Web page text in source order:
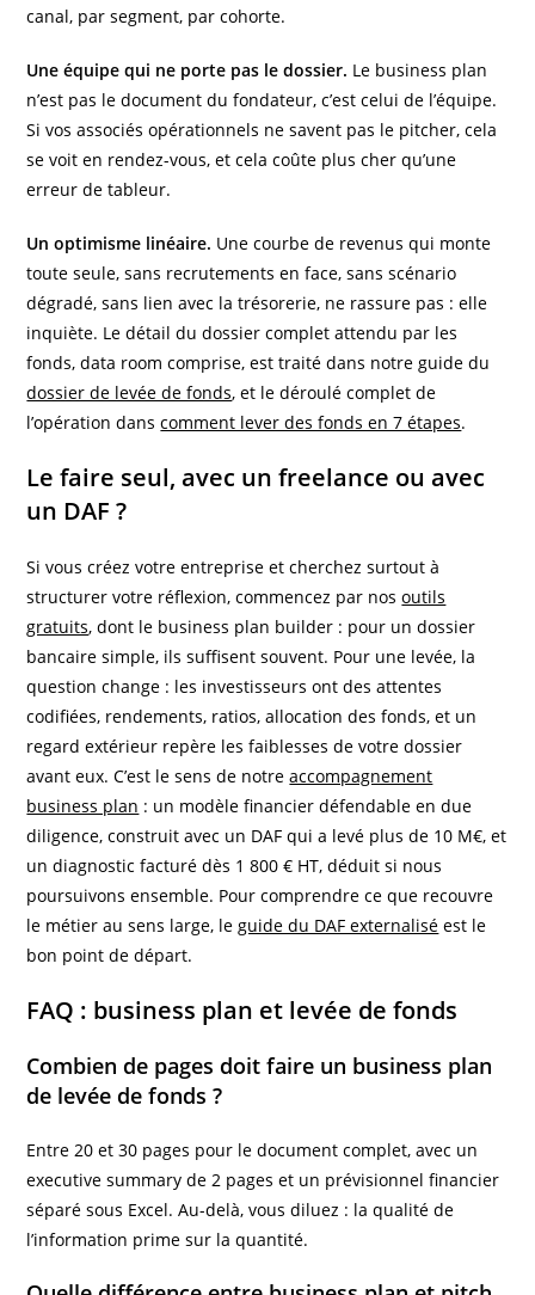
canal, par segment, par cohorte.
Une équipe qui ne porte pas le dossier. Le business plan
n’est pas le document du fondateur, c’est celui de l’équipe.
Si vos associés opérationnels ne savent pas le pitcher, cela
se voit en rendez-vous, et cela coûte plus cher qu’une
erreur de tableur.
Un optimisme linéaire. Une courbe de revenus qui monte
toute seule, sans recrutements en face, sans scénario
dégradé, sans lien avec la trésorerie, ne rassure pas : elle
inquiète. Le détail du dossier complet attendu par les
fonds, data room comprise, est traité dans notre guide du
dossier de levée de fonds, et le déroulé complet de
l’opération danscomment lever des fonds en 7 étapes.
Le faire seul, avec un freelance ou avec
un DAF ?
Si vous créez votre entreprise et cherchez surtout à
structurer votre réflexion, commencez par nosoutils
gratuits, dont le business plan builder : pour un dossier
bancaire simple, ils suffisent souvent. Pour une levée, la
question change : les investisseurs ont des attentes
codifiées, rendements, ratios, allocation des fonds, et un
regard extérieur repère les faiblesses de votre dossier
avant eux. C’est le sens de notreaccompagnement
business plan : un modèle financier défendable en due
diligence, construit avec un DAF qui a levé plus de 10 M€, et
un diagnostic facturé dès 1 800 € HT, déduit si nous
poursuivons ensemble. Pour comprendre ce que recouvre
le métier au sens large, leguide du DAF externalisé est le
bon point de départ.
FAQ : business plan et levée de fonds
Combien de pages doit faire un business plan
de levée de fonds ?
Entre 20 et 30 pages pour le document complet, avec un
executive summary de 2 pages et un prévisionnel financier
séparé sous Excel. Au-delà, vous diluez : la qualité de
l’information prime sur la quantité.